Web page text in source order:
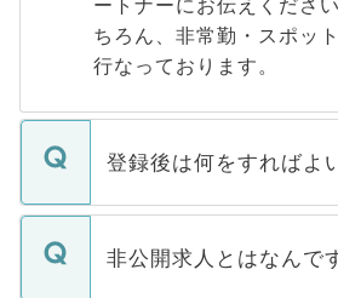
ちろん、非常勤・スポッ
行なっております。
登録後は何をすればよ
ご登録いただきましたら
登録内容を確認し、その
非公開求人とはなんで